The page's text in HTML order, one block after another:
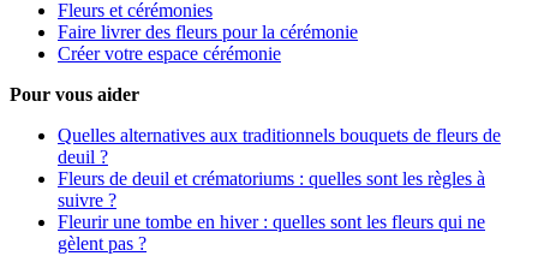
Fleurs et cérémonies
Faire livrer des fleurs pour la cérémonie
Créer votre espace cérémonie
Pour vous aider
Quelles alternatives aux traditionnels bouquets de fleurs de
deuil ?
Fleurs de deuil et crématoriums : quelles sont les règles à
suivre ?
Fleurir une tombe en hiver : quelles sont les fleurs qui ne
gèlent pas ?